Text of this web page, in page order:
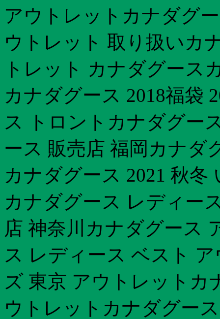
アウトレットカナダグ
ウトレット 取り扱いカ
トレット カナダグース
カナダグース 2018福袋
ス トロントカナダグー
ース 販売店 福岡カナダ
カナダグース 2021 秋
カナダグース レディー
店 神奈川カナダグース
ス レディース ベスト
ズ 東京 アウトレットカ
ウトレットカナダグー